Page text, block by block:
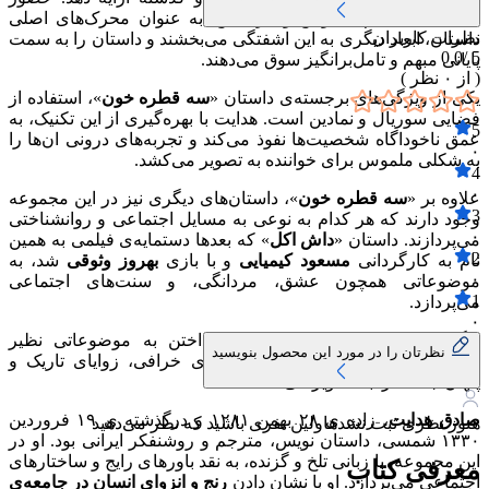
شخصیتی به نام سیاوش و گربه‌اش، به عنوان محرک‌های اصلی
داستان، ابعاد دیگری به این اشفتگی می‌بخشند و داستان را به سمت
پایانی مبهم و تامل‌برانگیز سوق می‌دهند.
یکی از ویژگی‌های برجسته‌ی داستان «سه قطره خون»، استفاده از
فضایی سوریال و نمادین است. هدایت با بهره‌گیری از این تکنیک، به
عمق ناخوداگاه شخصیت‌ها نفوذ می‌کند و تجربه‌های درونی ان‌ها را
به شکلی ملموس برای خواننده به تصویر می‌کشد.
علاوه بر «سه قطره خون»، داستان‌های دیگری نیز در این مجموعه
وجود دارند که هر کدام به نوعی به مسایل اجتماعی و روانشناختی
می‌پردازند. داستان «داش اکل» که بعدها دستمایه‌ی فیلمی به همین
نام به کارگردانی مسعود کیمیایی و با بازیبهروز وثوقی شد، به
موضوعاتی همچون عشق، مردانگی، و سنت‌های اجتماعی
می‌پردازد.
دیگر داستان‌های مجموعه نیز با پرداختن به موضوعاتی نظیر
عشق‌های نامتعارف، خیانت، و باورهای خرافی، زوایای تاریک و
پنهان جامعه را به تصویر می‌کشند.
صادق هدایت
، زاده ی ۲۸ بهمن ۱۲۸۱ و درگذشته ی ۱۹ فروردین
۱۳۳۰ شمسی، داستان نویس، مترجم و روشنفکر ایرانی بود. او در
این مجموعه، با زبانی تلخ و گزنده، به نقد باورهای رایج و ساختارهای
اجتماعی می‌پردازد. او با نشان دادن رنج و انزوای انسان در جامعه‌ی
نظرات کاربران
5 /
0.0
( از
۰ نظر )
5
۰
4
۰
3
۰
2
۰
1
۰
نظرتان را در مورد این محصول بنویسید
هنوز نظری ثبت نشدهاولین نفری باشید که نظر می‌دهید
معرفی کتاب